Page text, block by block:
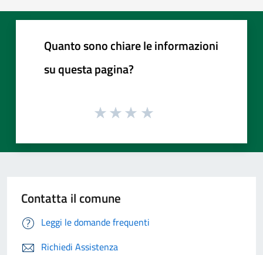
Quanto sono chiare le informazioni
su questa pagina?
Contatta il comune
Leggi le domande frequenti
Richiedi Assistenza